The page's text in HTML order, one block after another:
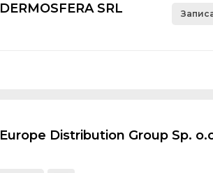
DERMOSFERA SRL
Europe Distribution Group Sp.